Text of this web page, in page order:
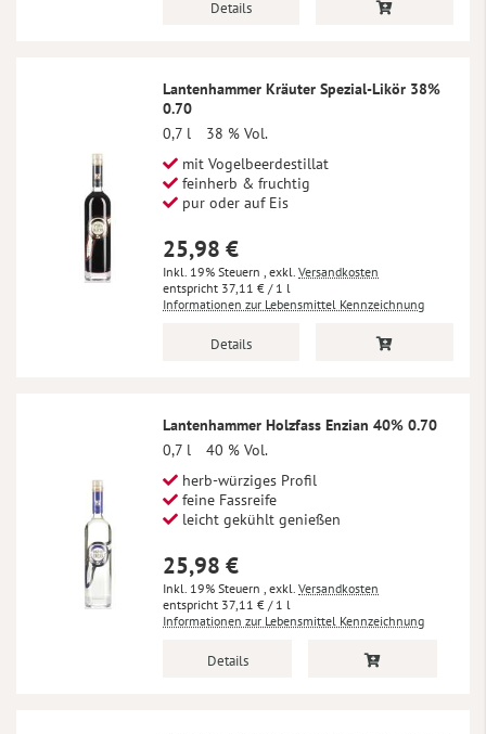
Details
Lantenhammer Kräuter Spezial-Likör 38%
0.70
0,7 l
38 % Vol.
mit Vogelbeerdestillat
feinherb & fruchtig
pur oder auf Eis
25,98 €
Inkl. 19% Steuern , exkl. Versandkosten
37,11 € / 1 l
Informationen zur Lebensmittel Kennzeichnung
Details
Lantenhammer Holzfass Enzian 40% 0.70
0,7 l
40 % Vol.
herb-würziges Profil
feine Fassreife
leicht gekühlt genießen
25,98 €
Inkl. 19% Steuern , exkl. Versandkosten
37,11 € / 1 l
Informationen zur Lebensmittel Kennzeichnung
Details